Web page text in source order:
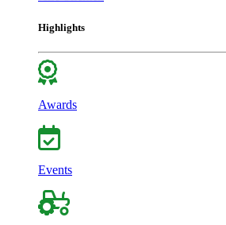
Highlights
Awards
Events